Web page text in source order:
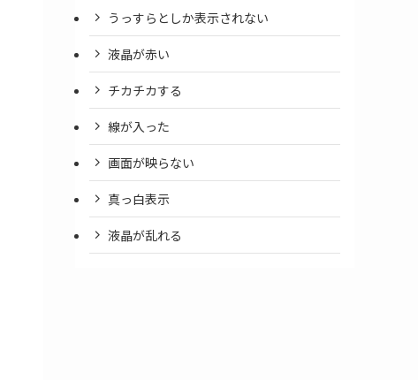
うっすらとしか表示されない
液晶が赤い
チカチカする
線が入った
画面が映らない
真っ白表示
液晶が乱れる